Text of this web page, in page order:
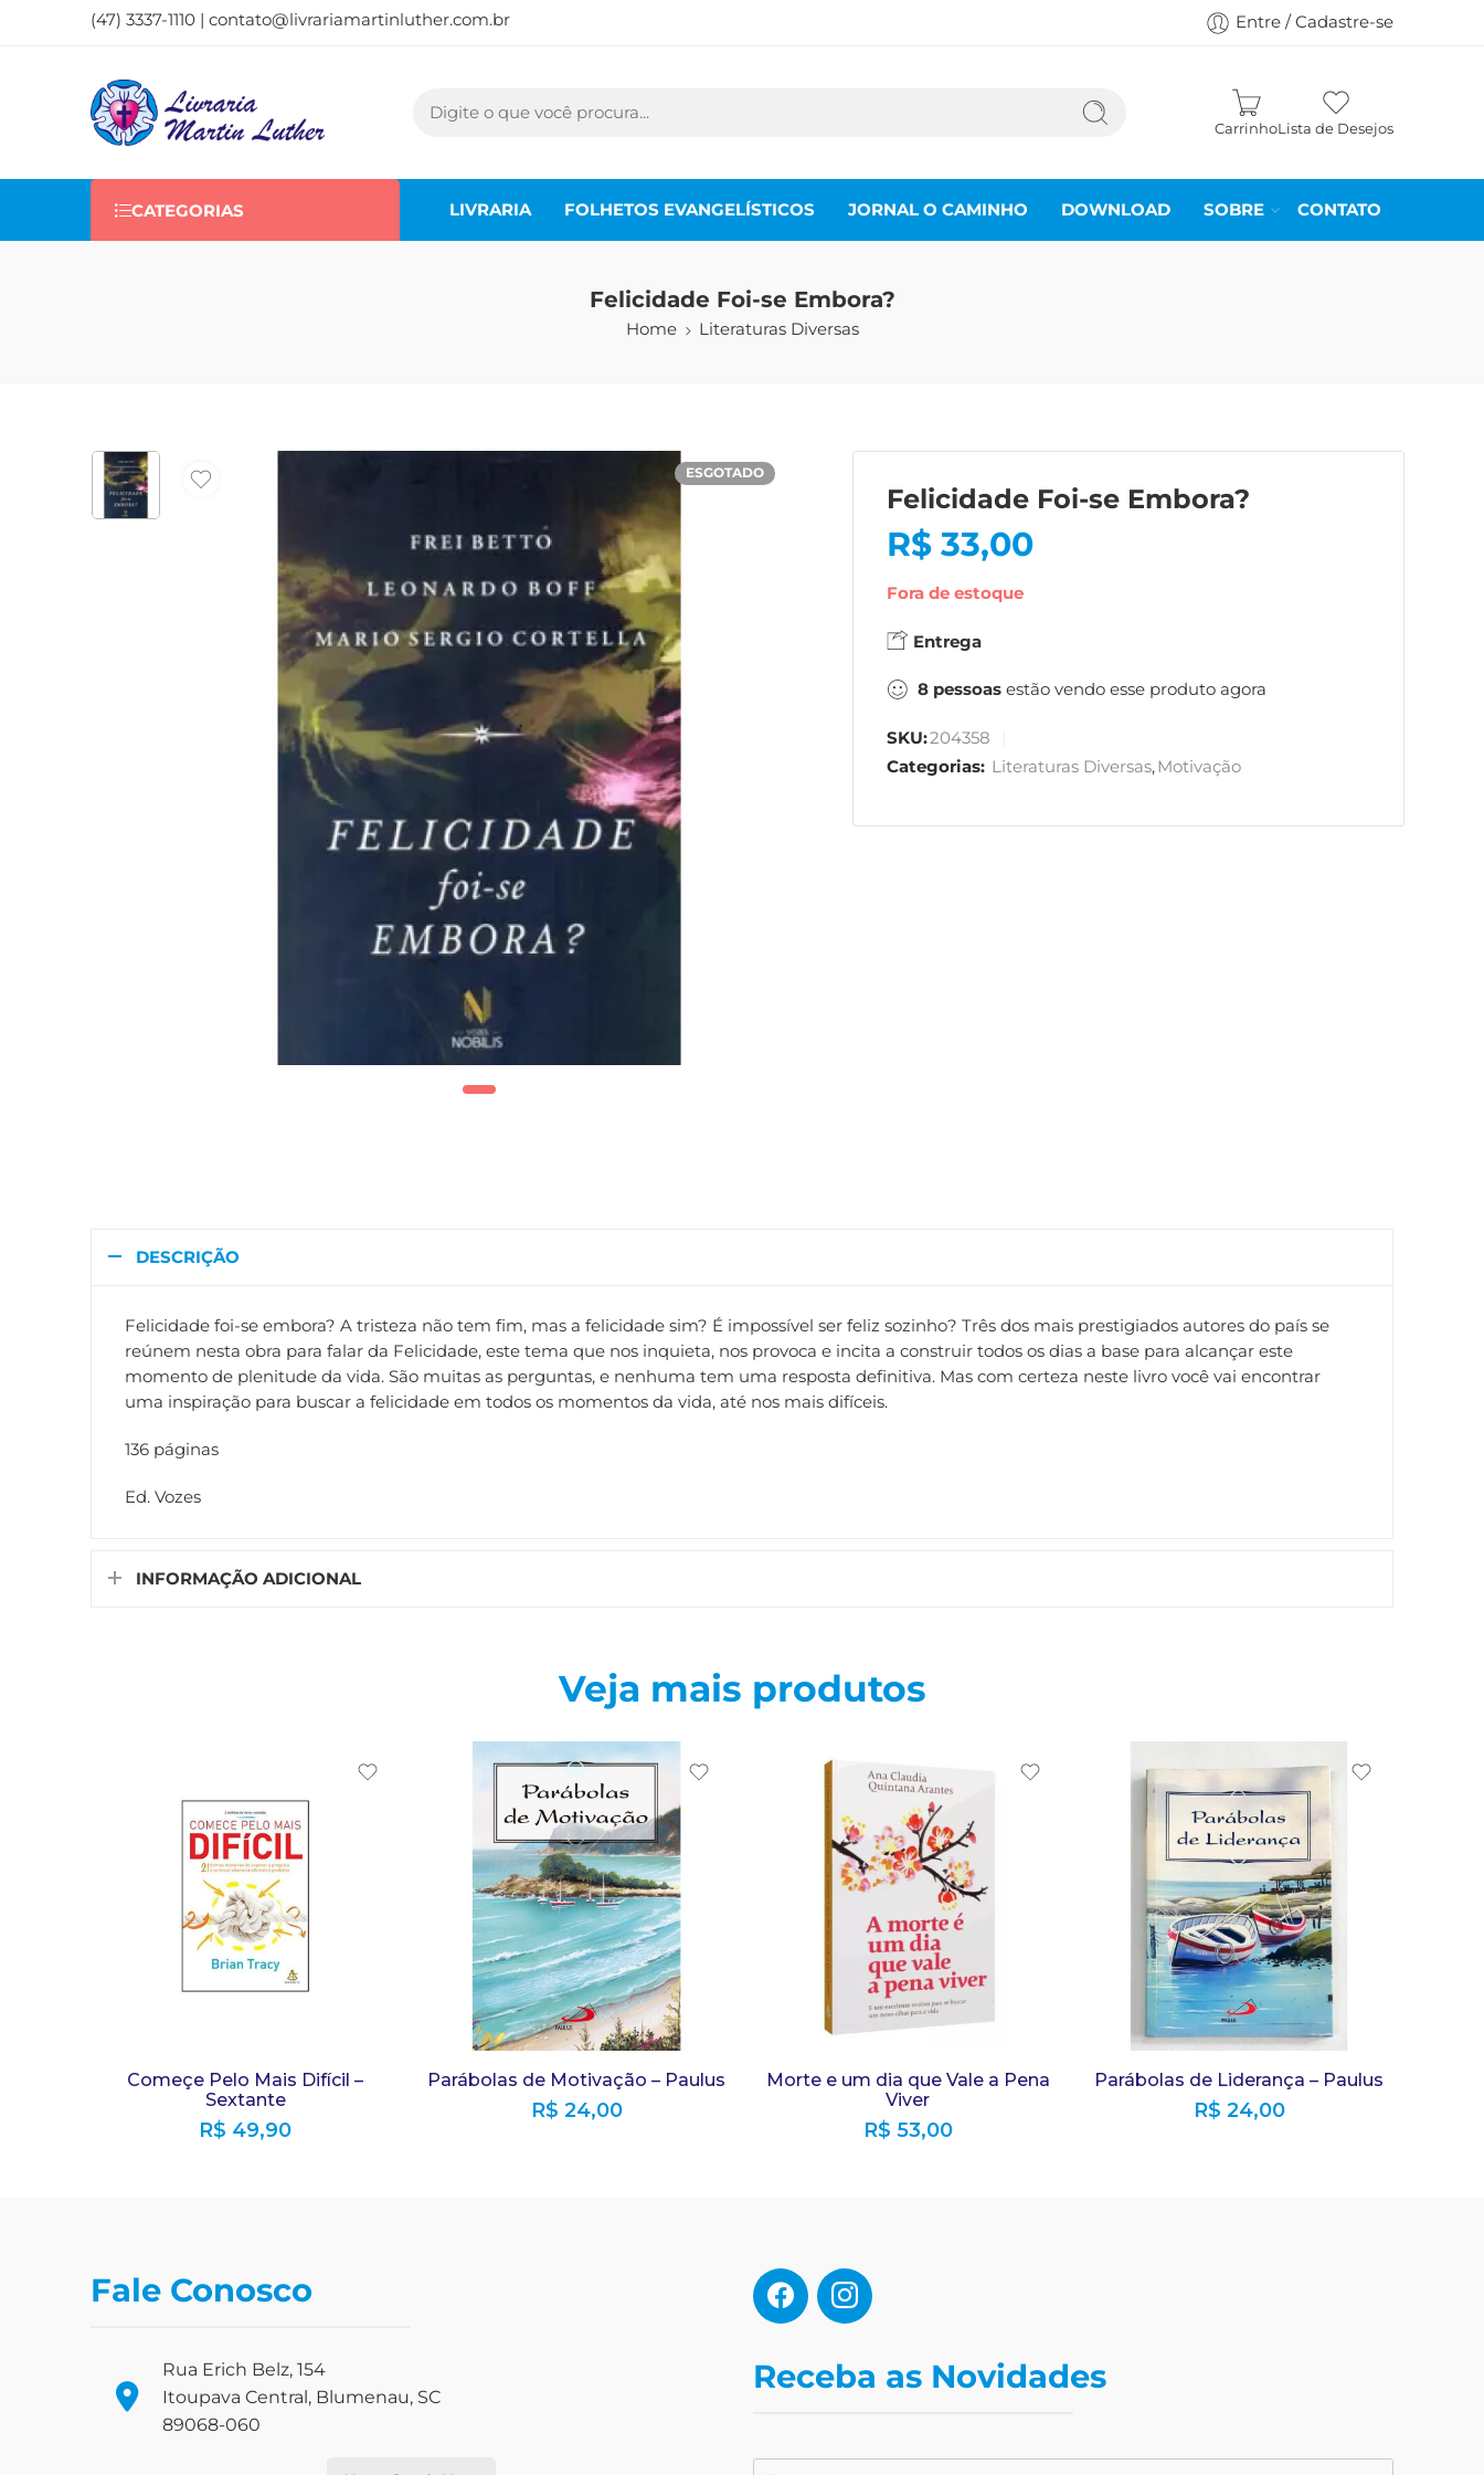
(47) 3337-1110 | contato@livrariamartinluther.com.br Entre / Cadastre-se
CarrinhoLista de Desejos
CATEGORIAS LIVRARIA FOLHETOS EVANGELÍSTICOS JORNAL O CAMINHO DOWNLOAD SOBRE CONTATO
Felicidade Foi-se Embora?
Home Literaturas Diversas
ESGOTADO
Felicidade Foi-se Embora?
R$ 33,00
Fora de estoque
Entrega
8 pessoas estão vendo esse produto agora
SKU:204358
Categorias: Literaturas Diversas,Motivação
DESCRIÇÃO
Felicidade foi-se embora? A tristeza não tem fim, mas a felicidade sim? É impossível ser feliz sozinho? Três dos mais prestigiados autores do país se
reúnem nesta obra para falar da Felicidade, este tema que nos inquieta, nos provoca e incita a construir todos os dias a base para alcançar este
momento de plenitude da vida. São muitas as perguntas, e nenhuma tem uma resposta definitiva. Mas com certeza neste livro você vai encontrar
uma inspiração para buscar a felicidade em todos os momentos da vida, até nos mais difíceis.
136 páginas
Ed. Vozes
INFORMAÇÃO ADICIONAL
Veja mais produtos
Começe Pelo Mais Difícil –
Sextante
R$ 49,90
Parábolas de Motivação – Paulus
R$ 24,00
Morte e um dia que Vale a Pena
Viver
R$ 53,00
Parábolas de Liderança – Paulus
R$ 24,00
Fale Conosco
Rua Erich Belz, 154
Itoupava Central, Blumenau, SC
89068-060
Receba as Novidades